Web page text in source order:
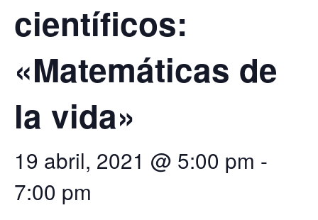
científicos:
«Matemáticas de
la vida»
19 abril, 2021 @ 5:00 pm -
7:00 pm